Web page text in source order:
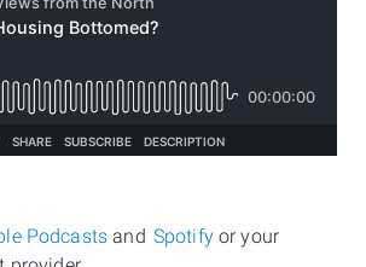
Podcastsand Spotifyor your